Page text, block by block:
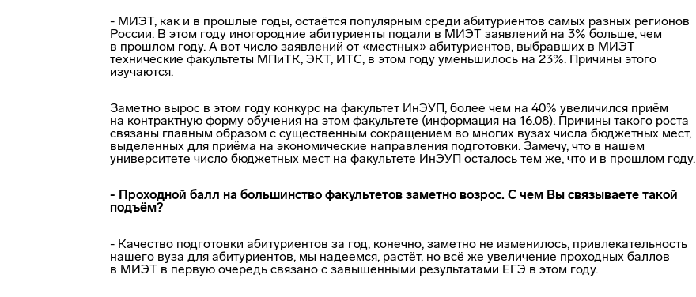
- МИЭТ, как и в прошлые годы, остаётся популярным среди абитуриентов самых разных регионов
России. В этом году иногородние абитуриенты подали в МИЭТ заявлений на 3% больше, чем
в прошлом году. А вот число заявлений от «местных» абитуриентов, выбравших в МИЭТ
технические факультеты МПиТК, ЭКТ, ИТС, в этом году уменьшилось на 23%. Причины этого
изучаются.
Заметно вырос в этом году конкурс на факультет ИнЭУП, более чем на 40% увеличился приём
на контрактную форму обучения на этом факультете (информация на 16.08). Причины такого роста
связаны главным образом с существенным сокращением во многих вузах числа бюджетных мест,
выделенных для приёма на экономические направления подготовки. Замечу, что в нашем
университете число бюджетных мест на факультете ИнЭУП осталось тем же, что и в прошлом году.
- Проходной балл на большинство факультетов заметно возрос. С чем Вы связываете такой
подъём?
- Качество подготовки абитуриентов за год, конечно, заметно не изменилось, привлекательность
нашего вуза для абитуриентов, мы надеемся, растёт, но всё же увеличение проходных баллов
в МИЭТ в первую очередь связано с завышенными результатами ЕГЭ в этом году.